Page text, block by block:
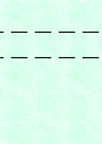
＿＿＿
＿＿